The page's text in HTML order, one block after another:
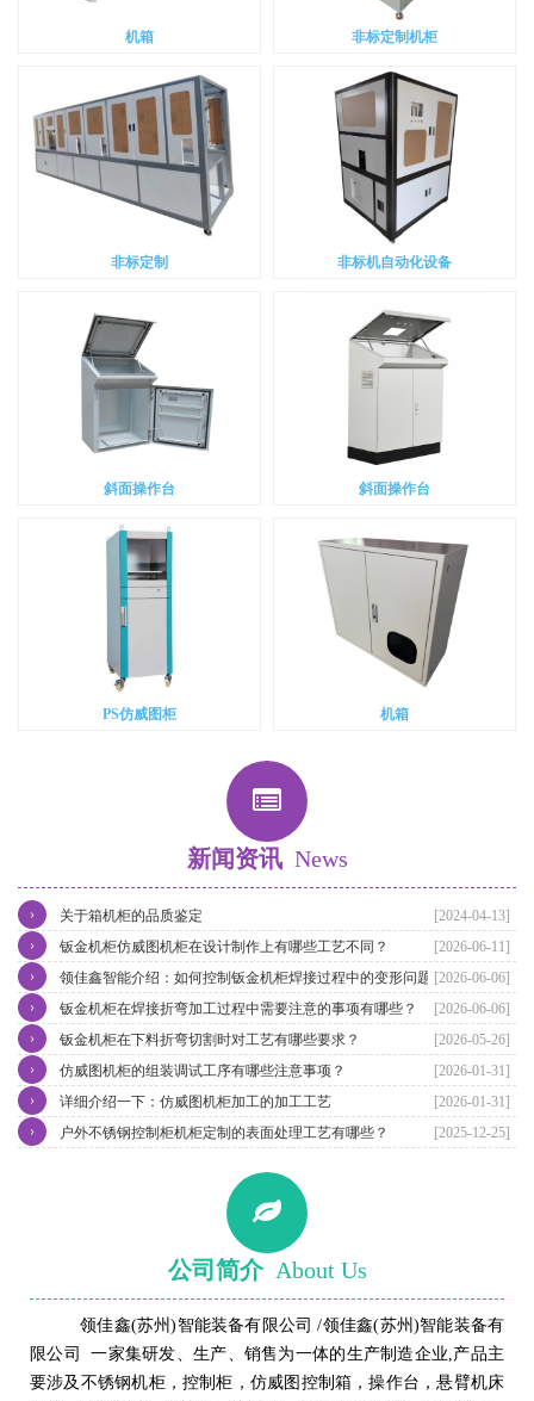
机箱 非标定制机柜
非标定制 非标机自动化设备
斜面操作台 斜面操作台
PS仿威图柜 机箱
新闻资讯 News
[2024-04-13]
关于箱机柜的品质鉴定
›
[2026-06-11]
钣金机柜仿威图机柜在设计制作上有哪些工艺不同？
›
[2026-06-06]
领佳鑫智能介绍：如何控制钣金机柜焊接过程中的变形问题？
›
[2026-06-06]
钣金机柜在焊接折弯加工过程中需要注意的事项有哪些？
›
[2026-05-26]
钣金机柜在下料折弯切割时对工艺有哪些要求？
›
[2026-01-31]
仿威图机柜的组装调试工序有哪些注意事项？
›
[2026-01-31]
详细介绍一下：仿威图机柜加工的加工工艺
›
[2025-12-25]
户外不锈钢控制柜机柜定制的表面处理工艺有哪些？
›
公司简介 About Us
领佳鑫(苏州)智能装备有限公司 /领佳鑫(苏州)智能装备有
限公司 一家集研发、生产、销售为一体的生产制造企业,产品主
要涉及不锈钢机柜，控制柜，仿威图控制箱，操作台，悬臂机床